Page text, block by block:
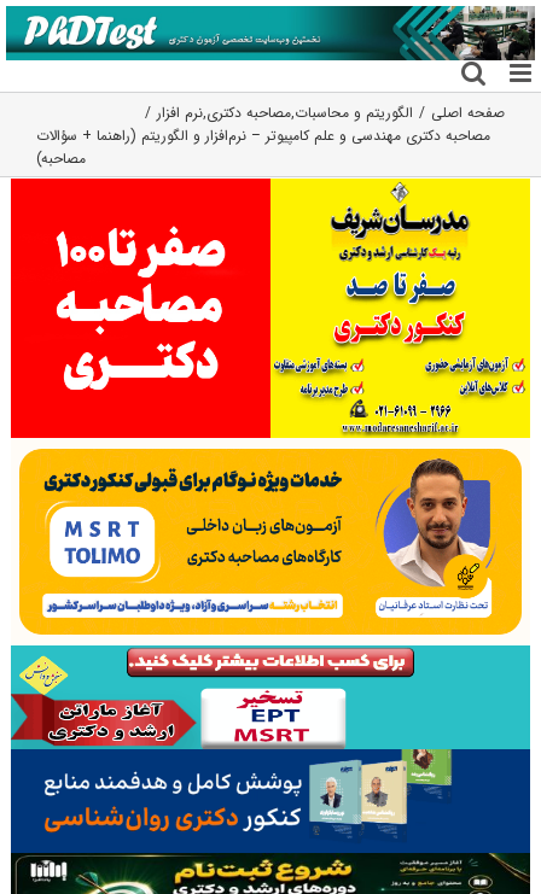
رفتن
به
محتوا
صفحه اصلی الگوریتم و محاسبات,مصاحبه دکتری,نرم افزار
مصاحبه دکتری مهندسی و علم کامپیوتر – نرم‌افزار و الگوریتم (راهنما + سؤالات
مصاحبه)